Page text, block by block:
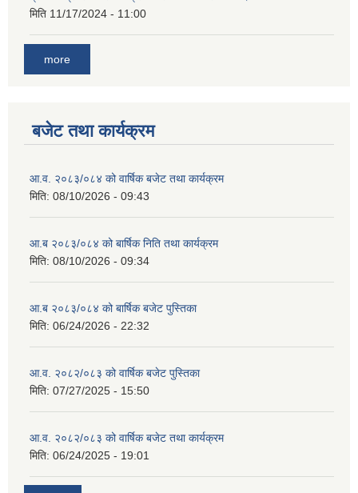
मिति 11/17/2024 - 11:00
more
बजेट तथा कार्यक्रम
आ.व. २०८३/०८४ को वार्षिक बजेट तथा कार्यक्रम
मिति: 08/10/2026 - 09:43
आ.ब २०८३/०८४ को बार्षिक निति तथा कार्यक्रम
मिति: 08/10/2026 - 09:34
आ.ब २०८३/०८४ को बार्षिक बजेट पुस्तिका
मिति: 06/24/2026 - 22:32
आ.व. २०८२/०८३ को वार्षिक बजेट पुस्तिका
मिति: 07/27/2025 - 15:50
आ.व. २०८२/०८३ को वार्षिक बजेट तथा कार्यक्रम
मिति: 06/24/2025 - 19:01